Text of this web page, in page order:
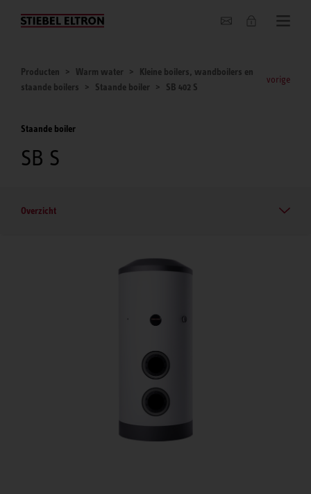
Actueel
Producten Warm water
Kleine boilers, wandboilers en
staande boilers
Staande boiler SB 402 S
vorige
Staande boiler
SB S
Overzicht